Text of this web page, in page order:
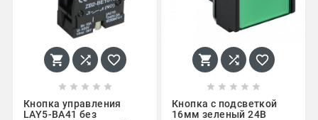
  
    
Кнопка управления
LAY5-BA41 без
  
    
Кнопка с подсветкой
16мм зеленый 24В